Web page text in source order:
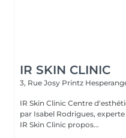
IR SKIN CLINIC
3, Rue Josy Printz
IR Skin Clinic Centre d'esthétique avancée & intégrative Fondé
par Isabel Rodrigues,
IR Skin Clinic propos...